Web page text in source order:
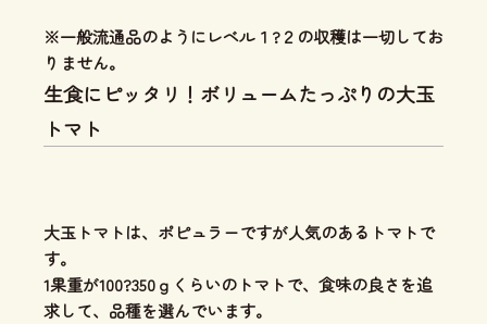
※一般流通品のようにレベル１?２の収穫は一切してお
りません。
生食にピッタリ！ボリュームたっぷりの大玉
トマト
大玉トマトは、ポピュラーですが人気のあるトマトで
す。
1果重が100?350ｇくらいのトマトで、食味の良さを追
求して、品種を選んでいます。